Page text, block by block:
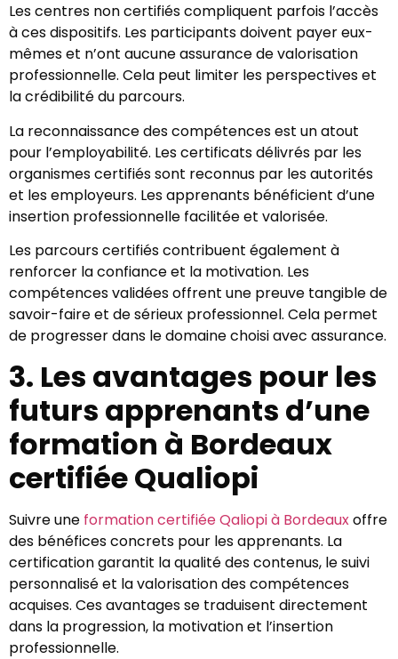
Les centres non certifiés compliquent parfois l’accès
à ces dispositifs. Les participants doivent payer eux-
mêmes et n’ont aucune assurance de valorisation
professionnelle. Cela peut limiter les perspectives et
la crédibilité du parcours.
La reconnaissance des compétences est un atout
pour l’employabilité. Les certificats délivrés par les
organismes certifiés sont reconnus par les autorités
et les employeurs. Les apprenants bénéficient d’une
insertion professionnelle facilitée et valorisée.
Les parcours certifiés contribuent également à
renforcer la confiance et la motivation. Les
compétences validées offrent une preuve tangible de
savoir-faire et de sérieux professionnel. Cela permet
de progresser dans le domaine choisi avec assurance.
3. Les avantages pour les
futurs apprenants d’une
formation à Bordeaux
certifiée Qualiopi
Suivre une formation certifiée Qaliopi à Bordeauxoffre
des bénéfices concrets pour les apprenants. La
certification garantit la qualité des contenus, le suivi
personnalisé et la valorisation des compétences
acquises. Ces avantages se traduisent directement
dans la progression, la motivation et l’insertion
professionnelle.